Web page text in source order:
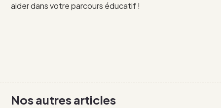
aider dans votre parcours éducatif !
Nos autres articles